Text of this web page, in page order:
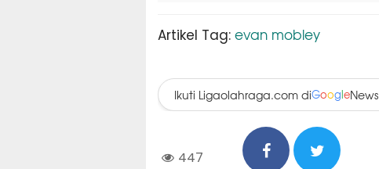
Artikel Tag: evan mobley
Ikuti Ligaolahraga.com diGoogleNews
447